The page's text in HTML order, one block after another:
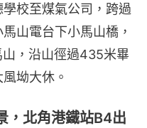
校至煤氣公司，跨過
山電台下小馬山橋，
，沿山徑過435米畢
坳大休。
，北角港鐵站B4出